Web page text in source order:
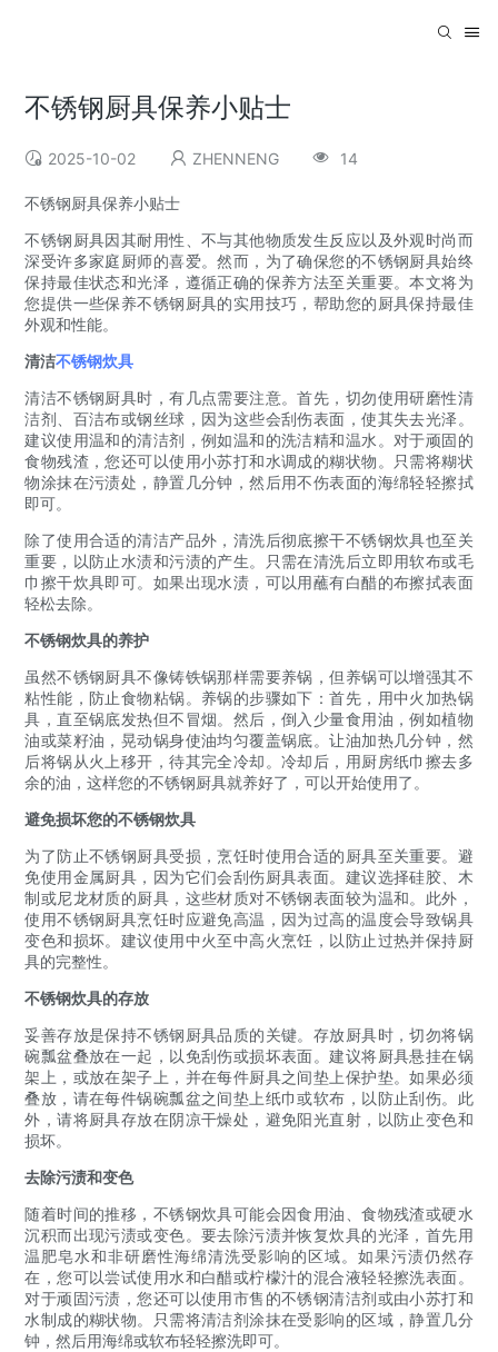
不锈钢厨具保养小贴士
2025-10-02 ZHENNENG 14
不锈钢厨具保养小贴士
不锈钢厨具因其耐用性、不与其他物质发生反应以及外观时尚而
深受许多家庭厨师的喜爱。然而，为了确保您的不锈钢厨具始终
保持最佳状态和光泽，遵循正确的保养方法至关重要。本文将为
您提供一些保养不锈钢厨具的实用技巧，帮助您的厨具保持最佳
外观和性能。
清洁不锈钢炊具
清洁不锈钢厨具时，有几点需要注意。首先，切勿使用研磨性清
洁剂、百洁布或钢丝球，因为这些会刮伤表面，使其失去光泽。
建议使用温和的清洁剂，例如温和的洗洁精和温水。对于顽固的
食物残渣，您还可以使用小苏打和水调成的糊状物。只需将糊状
物涂抹在污渍处，静置几分钟，然后用不伤表面的海绵轻轻擦拭
即可。
除了使用合适的清洁产品外，清洗后彻底擦干不锈钢炊具也至关
重要，以防止水渍和污渍的产生。只需在清洗后立即用软布或毛
巾擦干炊具即可。如果出现水渍，可以用蘸有白醋的布擦拭表面
轻松去除。
不锈钢炊具的养护
虽然不锈钢厨具不像铸铁锅那样需要养锅，但养锅可以增强其不
粘性能，防止食物粘锅。养锅的步骤如下：首先，用中火加热锅
具，直至锅底发热但不冒烟。然后，倒入少量食用油，例如植物
油或菜籽油，晃动锅身使油均匀覆盖锅底。让油加热几分钟，然
后将锅从火上移开，待其完全冷却。冷却后，用厨房纸巾擦去多
余的油，这样您的不锈钢厨具就养好了，可以开始使用了。
避免损坏您的不锈钢炊具
为了防止不锈钢厨具受损，烹饪时使用合适的厨具至关重要。避
免使用金属厨具，因为它们会刮伤厨具表面。建议选择硅胶、木
制或尼龙材质的厨具，这些材质对不锈钢表面较为温和。此外，
使用不锈钢厨具烹饪时应避免高温，因为过高的温度会导致锅具
变色和损坏。建议使用中火至中高火烹饪，以防止过热并保持厨
具的完整性。
不锈钢炊具的存放
妥善存放是保持不锈钢厨具品质的关键。存放厨具时，切勿将锅
碗瓢盆叠放在一起，以免刮伤或损坏表面。建议将厨具悬挂在锅
架上，或放在架子上，并在每件厨具之间垫上保护垫。如果必须
叠放，请在每件锅碗瓢盆之间垫上纸巾或软布，以防止刮伤。此
外，请将厨具存放在阴凉干燥处，避免阳光直射，以防止变色和
损坏。
去除污渍和变色
随着时间的推移，不锈钢炊具可能会因食用油、食物残渣或硬水
沉积而出现污渍或变色。要去除污渍并恢复炊具的光泽，首先用
温肥皂水和非研磨性海绵清洗受影响的区域。如果污渍仍然存
在，您可以尝试使用水和白醋或柠檬汁的混合液轻轻擦洗表面。
对于顽固污渍，您还可以使用市售的不锈钢清洁剂或由小苏打和
水制成的糊状物。只需将清洁剂涂抹在受影响的区域，静置几分
钟，然后用海绵或软布轻轻擦洗即可。